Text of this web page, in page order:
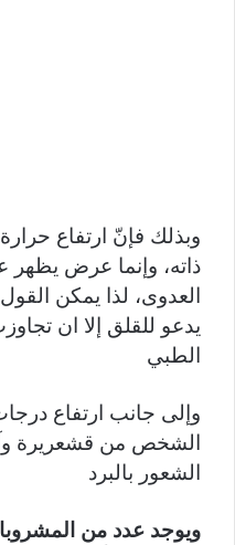
وبذلك فإنّ ارتفاع
ذاته، وإنما عرض يظهر
العدوى، لذا يمكن
يدعو للقلق إلا ان
الطبي
وإلى جانب ارتفاع
الشخص من قشعريرة
الشعور بالبرد
ويوجد عدد من